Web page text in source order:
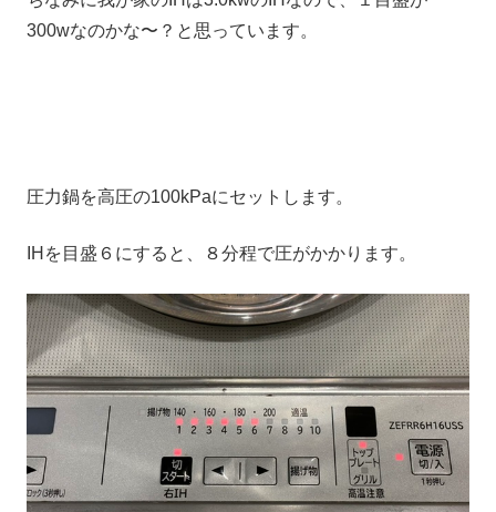
300wなのかな〜？と思っています。
圧力鍋を高圧の100kPaにセットします。
IHを目盛６にすると、８分程で圧がかかります。